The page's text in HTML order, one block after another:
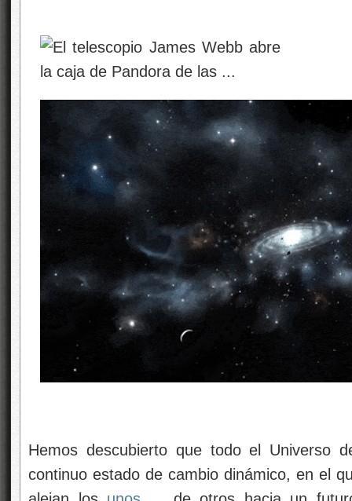
Hemos descubierto que todo el Universo
continuo estado de cambio dinámico, en el